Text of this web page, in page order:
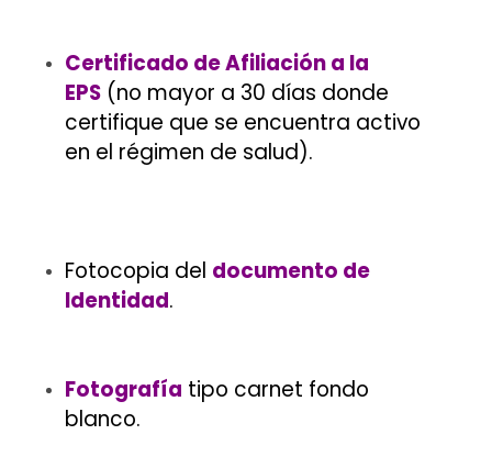
Certificado de Afiliación a la
EPS(no mayor a 30 días donde
certifique que se encuentra activo
en el régimen de salud).
Fotocopia del documento de
Identidad.
Fotografía tipo carnet fondo
blanco.